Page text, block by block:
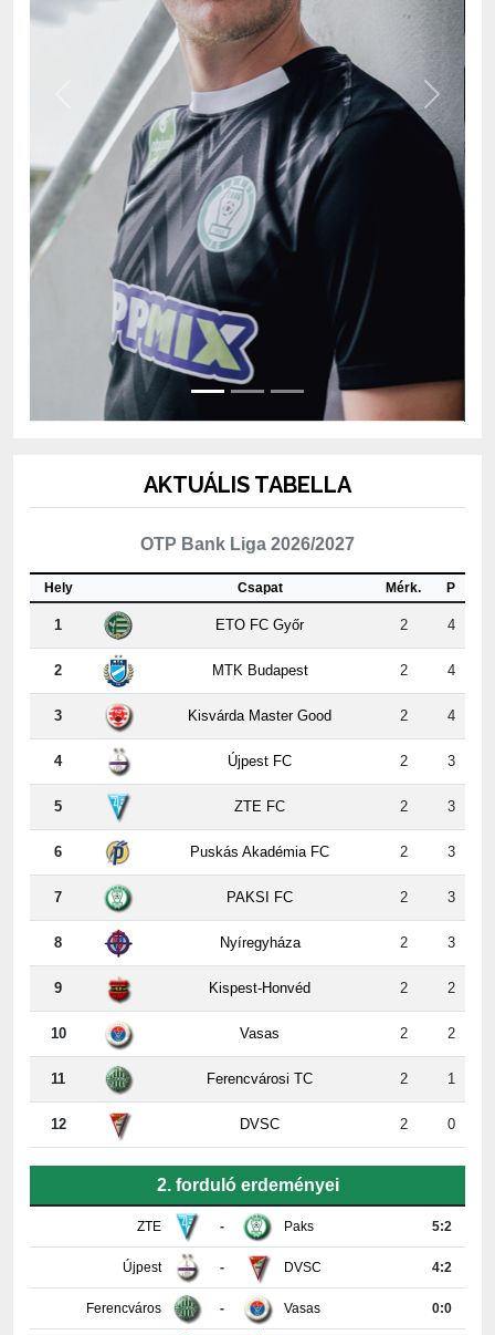
OTP Bank Liga 2026/2027
Csapat
1 ETO FC Győr 2 4
2 MTK Budapest 2 4
3 Kisvárda Master Good 2 4
4 Újpest FC 2 3
5 ZTE FC 2 3
6 Puskás Akadémia FC 2 3
7 PAKSI FC 2 3
8 Nyíregyháza 2 3
9 Kispest-Honvéd 2 2
10 Vasas 2 2
11 Ferencvárosi TC 2 1
12 DVSC 2 0
ZTE - Paks
Újpest DVSC 4:2
Ferencváros Vasas 0:0
Győr Nyíregyháza 4:0